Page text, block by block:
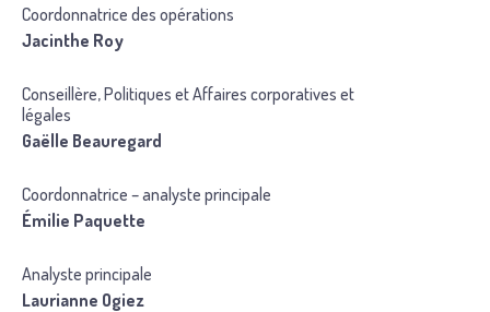
Coordonnatrice des opérations
Jacinthe Roy
Conseillère, Politiques et Affaires corporatives et
légales
Gaëlle Beauregard
Coordonnatrice – analyste principale
Émilie Paquette
Analyste principale
Laurianne Ogiez